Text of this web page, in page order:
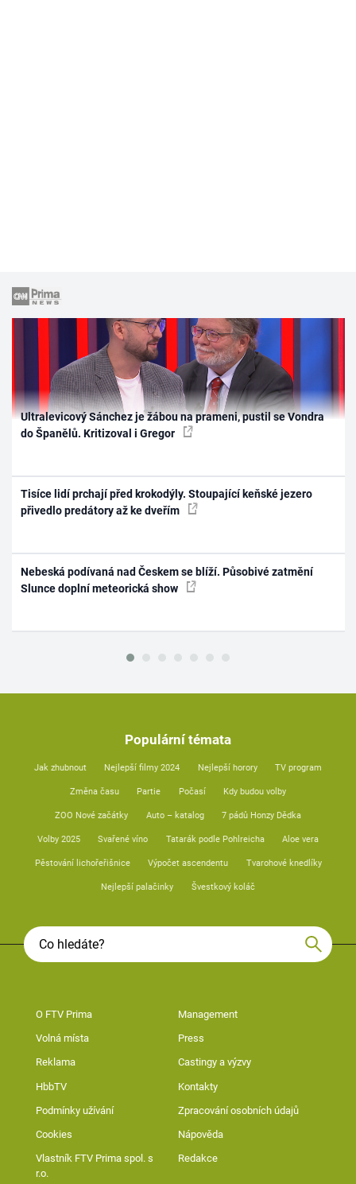
Ultralevicový Sánchez je žábou na prameni, pustil se Vondra
do Španělů. Kritizoval i Gregor
Tisíce lidí prchají před krokodýly. Stoupající keňské jezero
přivedlo predátory až ke dveřím
Nebeská podívaná nad Českem se blíží. Působivé zatmění
Slunce doplní meteorická show
Populární témata
Jak zhubnout Nejlepší filmy 2024 Nejlepší horory TV program
Změna času Partie Počasí Kdy budou volby
ZOO Nové začátky Auto – katalog 7 pádů Honzy Dědka
Volby 2025 Svařené víno Tatarák podle Pohlreicha Aloe vera
Pěstování lichořeřišnice Výpočet ascendentu Tvarohové knedlíky
Nejlepší palačinky Švestkový koláč
O FTV Prima Management
Volná místa Press
Reklama Castingy a výzvy
HbbTV Kontakty
Podmínky užívání Zpracování osobních údajů
Cookies Nápověda
Vlastník FTV Prima spol. s
r.o.
Redakce